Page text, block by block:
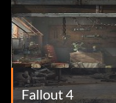
Fallout 4